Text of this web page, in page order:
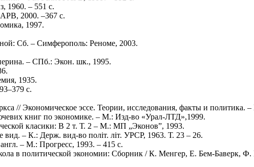
1960. – 551 с.
2000. –367 с.
1997.
Сб. – Симферополь: Реноме, 2003.
– СПб.: Экон. шк., 1995.
1935.
с.
// Экономическое эссе. Теории, исследования, факты и политика.
книг по экономике. – М.: Изд-во «Урал-ЛТД»,1999.
класики: В 2 т. Т. 2 – М.: МП „Эконов”, 1993.
– К.: Держ. вид-во політ. літ. УРСР, 1963. Т. 23 – 26.
– М.: Прогресс, 1993. – 415 с.
в политической экономии: Сборник / К. Менгер, Е. Бем-Баверк,